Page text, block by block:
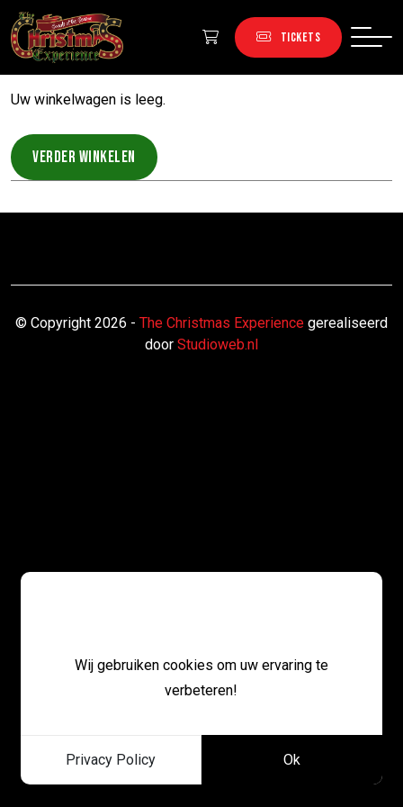
TICKETS
WINKELWAGEN
Uw winkelwagen is leeg.
VERDER WINKELEN
© Copyright 2026 - The Christmas Experience gerealiseerd
door Studioweb.nl
Wij gebruiken cookies om uw ervaring te
verbeteren!
Privacy Policy Ok